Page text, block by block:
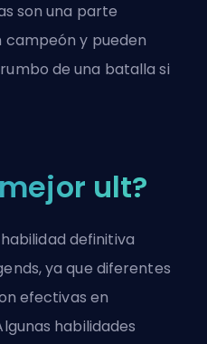
son una parte
y pueden
de una batalla si
ult?
definitiva
ya que diferentes
efectivas en
habilidades